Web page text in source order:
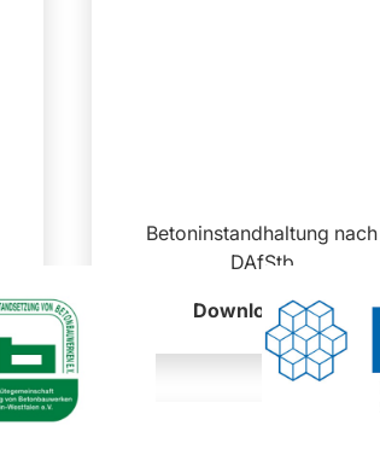
Betoninstandhaltung nach
DAfStb
Download